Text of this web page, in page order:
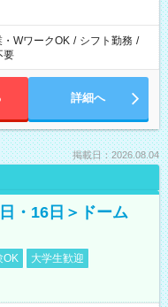
・WワークOK / シフト勤務 /
要
詳細へ
掲載日：2026.08.04
・16日＞ドーム
OK
大学生歓迎